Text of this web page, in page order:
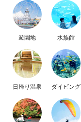
遊園地 水族館
日帰り温泉 ダイビング